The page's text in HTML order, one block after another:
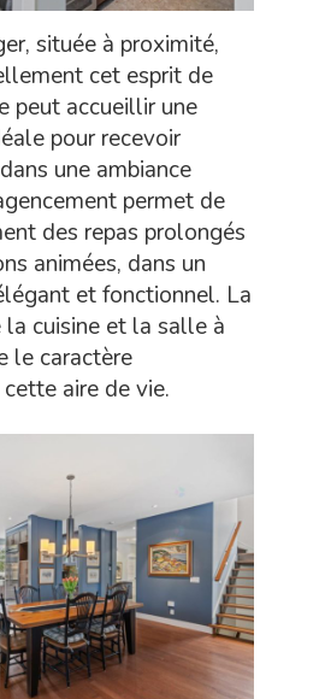
située à proximité,
cet esprit de
peut accueillir une
pour recevoir
une ambiance
permet de
des repas prolongés
animées, dans un
et fonctionnel. La
cuisine et la salle à
le caractère
aire de vie.